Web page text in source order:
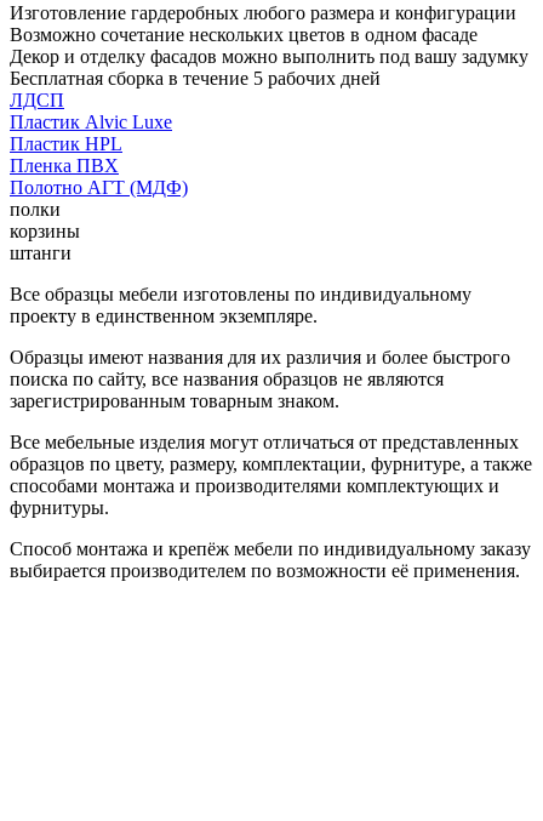
Изготовление гардеробных любого размера и конфигурации
Возможно сочетание нескольких цветов в одном фасаде
Декор и отделку фасадов можно выполнить под вашу задумку
Бесплатная сборка в течение 5 рабочих дней
ЛДСП
Пластик Alvic Luxe
Пластик HPL
Пленка ПВХ
Полотно АГТ (МДФ)
полки
корзины
штанги
Все образцы мебели изготовлены по индивидуальному
проекту в единственном экземпляре.
Образцы имеют названия для их различия и более быстрого
поиска по сайту, все названия образцов не являются
зарегистрированным товарным знаком.
Все мебельные изделия могут отличаться от представленных
образцов по цвету, размеру, комплектации, фурнитуре, а также
способами монтажа и производителями комплектующих и
фурнитуры.
Способ монтажа и крепёж мебели по индивидуальному заказу
выбирается производителем по возможности её применения.